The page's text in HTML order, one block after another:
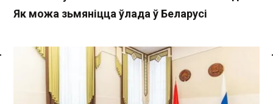
Спасылка без VPN
Як можа зьмяніцца ўлада ў Беларусі